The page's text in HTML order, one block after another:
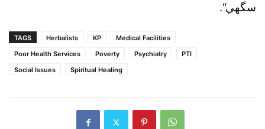
سگھي“.
TAGS Herbalists KP
Medical Facilities
Poor Health Services
Poverty Psychiatry
PTI
Social Issues
Spiritual Healing